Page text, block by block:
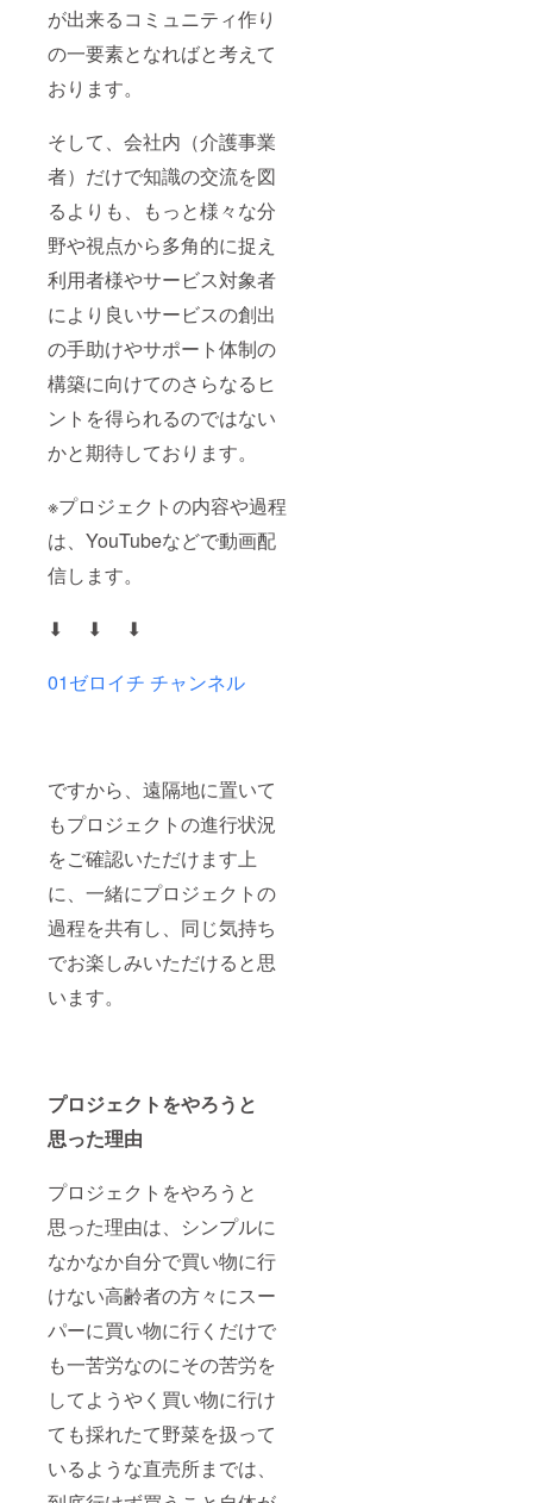
が出来るコミュニティ作り
の一要素となればと考えて
おります。
そして、会社内（介護事業
者）だけで知識の交流を図
るよりも、もっと様々な分
野や視点から多角的に捉え
利用者様やサービス対象者
により良いサービスの創出
の手助けやサポート体制の
構築に向けてのさらなるヒ
ントを得られるのではない
かと期待しております。
※プロジェクトの内容や過程
は、YouTubeなどで動画配
信します。
⬇︎ ⬇︎ ⬇︎
01ゼロイチ チャンネル
ですから、遠隔地に置いて
もプロジェクトの進行状況
をご確認いただけます上
に、一緒にプロジェクトの
過程を共有し、同じ気持ち
でお楽しみいただけると思
います。
プロジェクトをやろうと
思った理由
プロジェクトをやろうと
思った理由は、シンプルに
なかなか自分で買い物に行
けない高齢者の方々にスー
パーに買い物に行くだけで
も一苦労なのにその苦労を
してようやく買い物に行け
ても採れたて野菜を扱って
いるような直売所までは、